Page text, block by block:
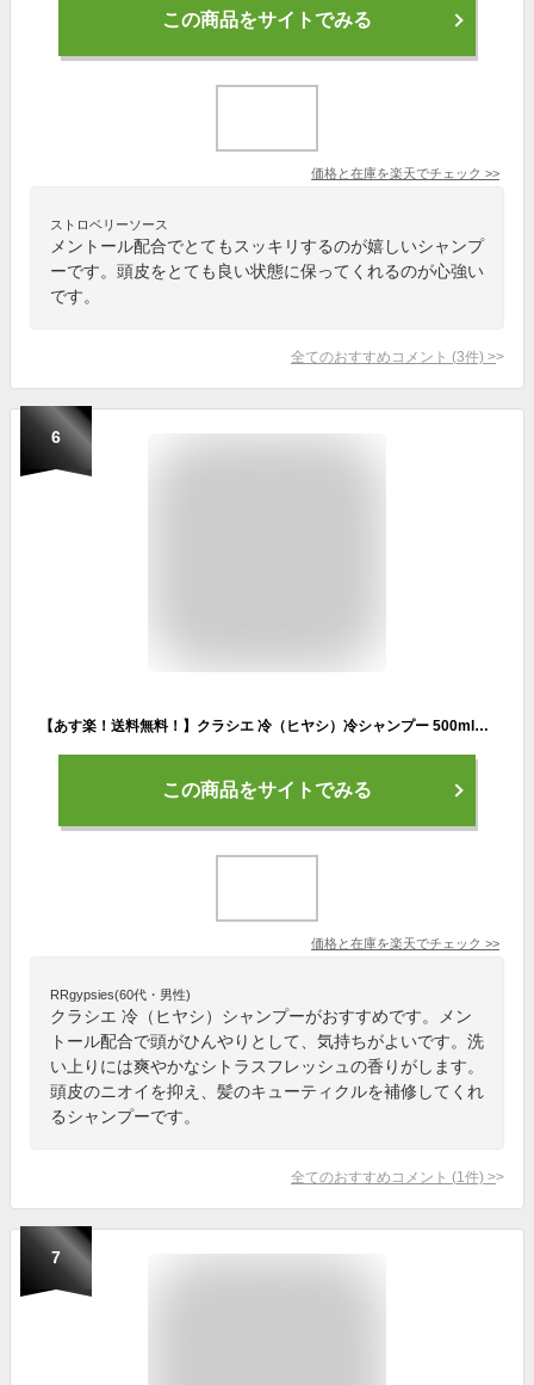
この商品をサイトでみる
価格と在庫を楽天でチェック >>
ストロベリーソース
メントール配合でとてもスッキリするのが嬉しいシャンプ
ーです。頭皮をとても良い状態に保ってくれるのが心強い
です。
全てのおすすめコメント (3件) >
6
【あす楽！送料無料！】クラシエ 冷（ヒヤシ）冷シャンプー 500ml【冷やしシャンプー ひやしシャンプー シャンプー クール感 冷涼感 メントール ハッカエキス サラサラ 爽やか シトラス クラシエサロン Kracie Salon サロン専売品 美容専売】
この商品をサイトでみる
価格と在庫を楽天でチェック >>
RRgypsies(60代・男性)
クラシエ 冷（ヒヤシ）シャンプーがおすすめです。メン
トール配合で頭がひんやりとして、気持ちがよいです。洗
い上りには爽やかなシトラスフレッシュの香りがします。
頭皮のニオイを抑え、髪のキューティクルを補修してくれ
るシャンプーです。
全てのおすすめコメント (1 件) >
7